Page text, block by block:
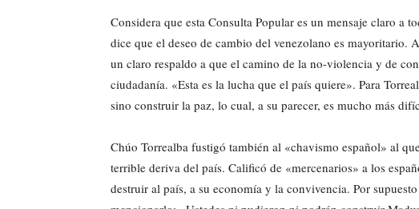
Considera que esta Consulta Popular es un mensaje claro a
dice que el deseo de cambio del venezolano es
un claro respaldo a que el camino de la no-violencia y de
ciudadanía. «Esta es la lucha que el país quiere». Para
sino construir la paz, lo cual, a su parecer, es mucho más
Chúo Torrealba fustigó también al «chavismo español» al
terrible deriva del país. Calificó de «mercenarios» a los
destruir al país, a su economía y la convivencia. Por